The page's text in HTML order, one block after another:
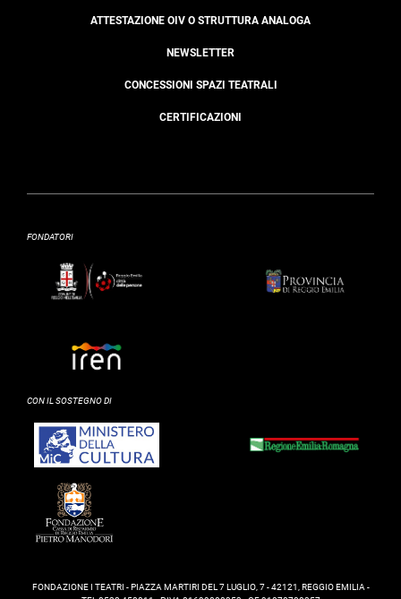
ATTESTAZIONE OIV O STRUTTURA ANALOGA
NEWSLETTER
CONCESSIONI SPAZI TEATRALI
CERTIFICAZIONI
FONDATORI
CON IL SOSTEGNO DI
FONDAZIONE I TEATRI - PIAZZA MARTIRI DEL 7 LUGLIO, 7 - 42121, REGGIO EMILIA -